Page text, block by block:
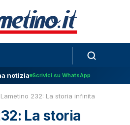
notizia Scrivici su WhatsApp
Lametino 232: La storia infinita
La storia